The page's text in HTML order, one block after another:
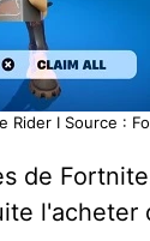
Rider I Source :
de